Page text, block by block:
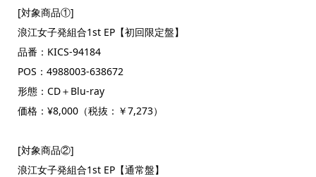
[対象商品①]
浪江女子発組合1st EP【初回限定盤】
品番：KICS-94184
POS：4988003-638672
形態：CD＋Blu-ray
価格：¥8,000（税抜：￥7,273）
[対象商品②]
浪江女子発組合1st EP【通常盤】